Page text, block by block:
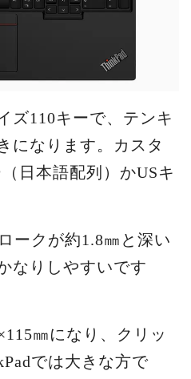
ズ110キーで、テンキ
になります。カスタ
日本語配列）かUSキ
ークが約1.8㎜と深い
なりしやすいです
㎜になり、クリッ
では大きな方で